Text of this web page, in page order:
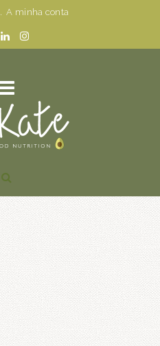
.A minha conta